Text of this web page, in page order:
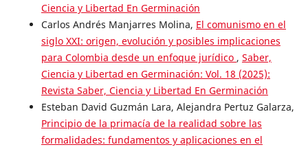
Ciencia y Libertad En Germinación
Carlos Andrés Manjarres Molina, El comunismo en el
siglo XXI: origen, evolución y posibles implicaciones
para Colombia desde un enfoque jurídico , Saber,
Ciencia y Libertad en Germinación: Vol. 18 (2025):
Revista Saber, Ciencia y Libertad En Germinación
Esteban David Guzmán Lara, Alejandra Pertuz Galarza,
Principio de la primacía de la realidad sobre las
formalidades: fundamentos y aplicaciones en el